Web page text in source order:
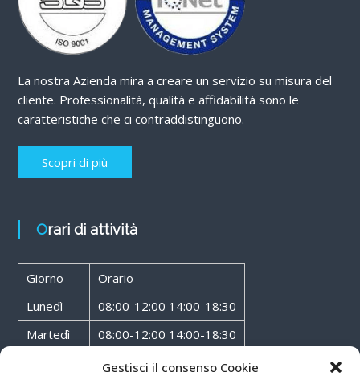
Gestisci il consenso Cookie
La nostra Azienda mira a creare un servizio su misura del
cliente. Professionalità, qualità e affidabilità sono le
caratteristiche che ci contraddistinguono.
Scopri di più
Orari di attività
Giorno
Orario
Lunedì
08:00-12:00 14:00-18:30
Martedì
08:00-12:00 14:00-18:30
08:00-12:00 14:00-18:30